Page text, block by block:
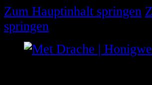
Zum Hauptinhalt springen
springen